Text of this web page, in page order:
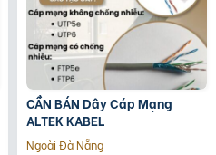
CẦN BÁN Dây Cáp Mạng
ALTEK KABEL
Ngoài Đà Nẵng